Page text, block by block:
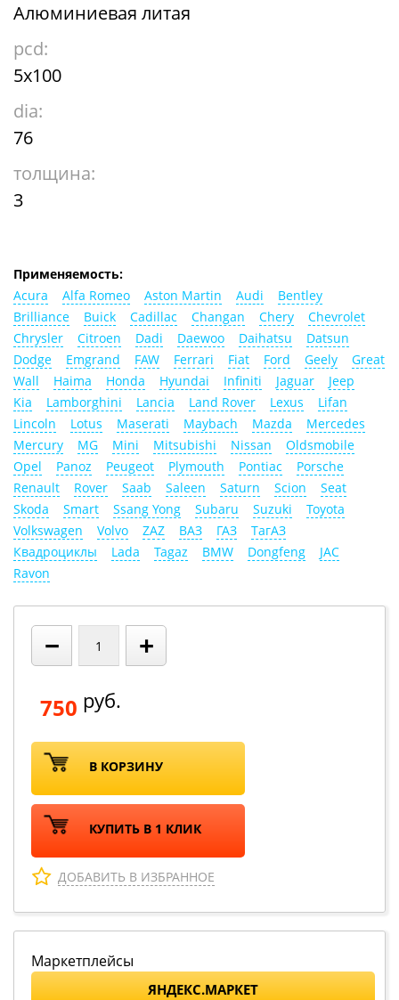
Алюминиевая литая
pcd:
5x100
dia:
76
толщина:
3
Применяемость:
Acura
Alfa Romeo Aston Martin Audi
Bentley
Brilliance
Buick Cadillac Changan Chery
Chevrolet
Chrysler
Citroen Dadi Daewoo Daihatsu
Datsun
Dodge
Emgrand FAW Ferrari Fiat Ford Geely
Great
Wall
Haima Honda Hyundai Infiniti Jaguar
Jeep
Kia
Lamborghini Lancia Land Rover Lexus
Lifan
Lincoln
Lotus Maserati Maybach Mazda
Mercedes
Mercury
MG Mini Mitsubishi Nissan
Oldsmobile
Opel
Panoz Peugeot Plymouth Pontiac
Porsche
Renault
Rover Saab Saleen Saturn Scion
Seat
Skoda
Smart Ssang Yong Subaru Suzuki
Toyota
Volkswagen
Volvo ZAZ ВАЗ ГАЗ
ТагАЗ
Квадроциклы
Lada Tagaz BMW Dongfeng
JAC
Ravon
− +
750 руб.
В КОРЗИНУ
КУПИТЬ В 1 КЛИК
ДОБАВИТЬ В ИЗБРАННОЕ
Маркетплейсы
ЯНДЕКС.МАРКЕТ